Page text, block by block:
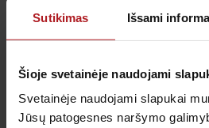
Sutikimas Išsami
Šioje svetainėje naudojami
Svetainėje naudojami slapukai
Jūsų patogesnes naršymo
Sutinku suprivatumo
Patvirtinu, kad man yra 14